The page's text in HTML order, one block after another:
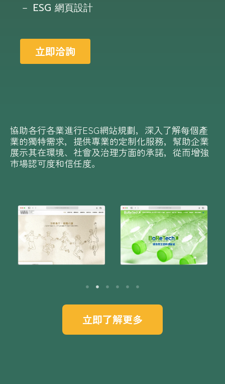
－ ESG 網頁設計
立即洽詢
協助各行各業進行ESG網站規劃，深入了解每個產
業的獨特需求，提供專業的定制化服務，幫助企業
展示其在環境、社會及治理方面的承諾，從而增強
市場認可度和信任度。
立即了解更多